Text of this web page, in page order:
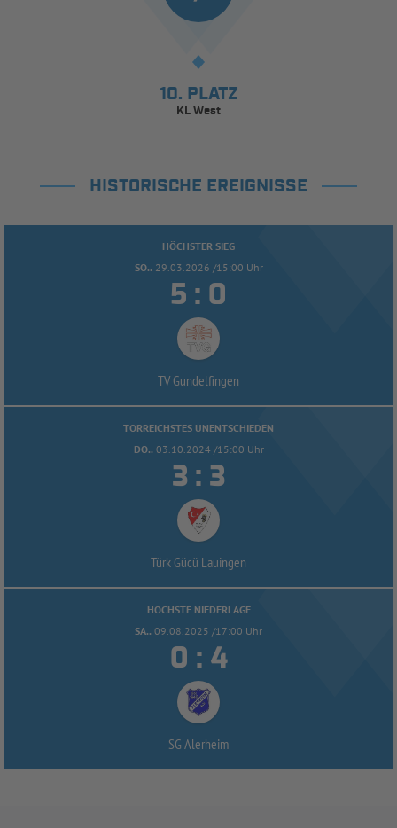
10. PLATZ
KL West
HISTORISCHE EREIGNISSE
HÖCHSTER SIEG
SO.. 29.03.2026 /15:00 Uhr
 : 
TV Gundelfingen
TORREICHSTES UNENTSCHIEDEN
DO.. 03.10.2024 /15:00 Uhr
 : 
Türk Gücü Lauingen
HÖCHSTE NIEDERLAGE
SA.. 09.08.2025 /17:00 Uhr
 : 
SG Alerheim